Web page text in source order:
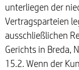
unterliegen der
Vertragsparteien
ausschließlichen
Gerichts in Breda,
15.2. Wenn der